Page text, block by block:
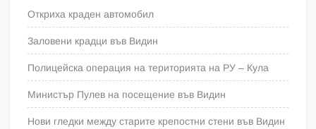
Откриха краден автомобил
Заловени крадци във Видин
Полицейска операция на територията на РУ – Кула
Министър Пулев на посещение във Видин
Нови гледки между старите крепостни стени във Видин